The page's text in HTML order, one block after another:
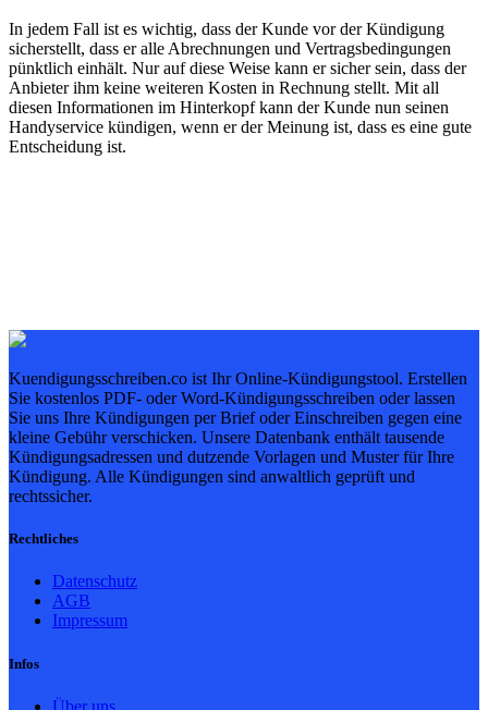
In jedem Fall ist es wichtig, dass der Kunde vor der Kündigung
sicherstellt, dass er alle Abrechnungen und Vertragsbedingungen
pünktlich einhält. Nur auf diese Weise kann er sicher sein, dass der
Anbieter ihm keine weiteren Kosten in Rechnung stellt. Mit all
diesen Informationen im Hinterkopf kann der Kunde nun seinen
Handyservice kündigen, wenn er der Meinung ist, dass es eine gute
Entscheidung ist.
Kuendigungsschreiben.co ist Ihr Online-Kündigungstool. Erstellen
Sie kostenlos PDF- oder Word-Kündigungsschreiben oder lassen
Sie uns Ihre Kündigungen per Brief oder Einschreiben gegen eine
kleine Gebühr verschicken. Unsere Datenbank enthält tausende
Kündigungsadressen und dutzende Vorlagen und Muster für Ihre
Kündigung. Alle Kündigungen sind anwaltlich geprüft und
rechtssicher.
Rechtliches
Datenschutz
AGB
Impressum
Infos
Über uns